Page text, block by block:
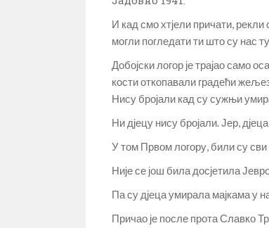
И кад смо хтјели причати, рекли
могли погледати ти што су нас
Добојски логор је трајао само
кости откопавали градећи
Нису бројали кад су сужњи
Ни дјецу нису бројали. Јер,
У том Првом логору, били су
Није се још била досјетила
Па су дјеца умирала мајкама у
Причао је после прота Славко